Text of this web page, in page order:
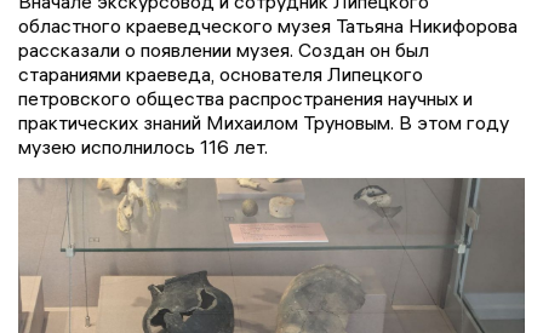
областного краеведческого музея Татьяна Никифорова
рассказали о появлении музея. Создан он был
стараниями краеведа, основателя Липецкого
петровского общества распространения научных и
практических знаний Михаилом Труновым. В этом году
музею исполнилось 116 лет.